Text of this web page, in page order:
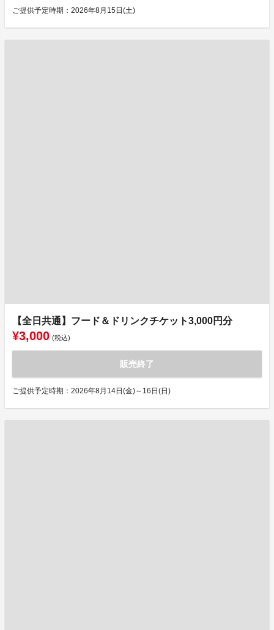
ご提供予定時期：2026年8月15日(土)
【全日共通】フード＆ドリンクチケット3,000円分
¥3,000 (税込)
販売終了
ご提供予定時期：2026年8月14日(金)～16日(日)